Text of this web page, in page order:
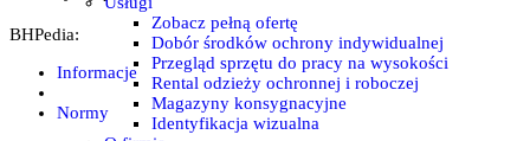
Zobacz pełną ofertę
Dobór środków ochrony indywidualnej
Przegląd sprzętu do pracy na wysokości
Rental odzieży ochronnej i roboczej
Magazyny konsygnacyjne
Identyfikacja wizualna
BHPedia:
Informacje
Normy